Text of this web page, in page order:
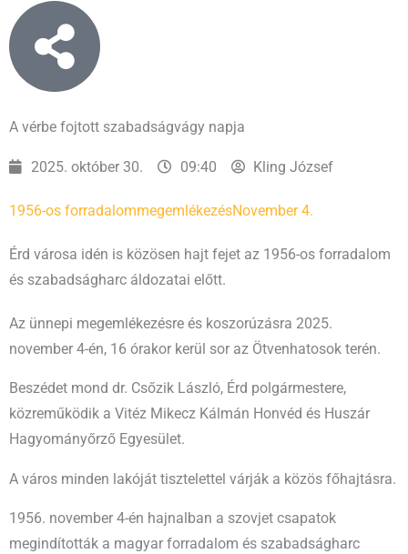
A vérbe fojtott szabadságvágy napja
2025. október 30. 09:40 Kling József
1956-os forradalommegemlékezésNovember 4.
Érd városa idén is közösen hajt fejet az 1956-os forradalom
és szabadságharc áldozatai előtt.
Az ünnepi megemlékezésre és koszorúzásra 2025.
november 4-én, 16 órakor kerül sor az Ötvenhatosok terén.
Beszédet mond dr. Csőzik László, Érd polgármestere,
közreműködik a Vitéz Mikecz Kálmán Honvéd és Huszár
Hagyományőrző Egyesület.
A város minden lakóját tisztelettel várják a közös főhajtásra.
1956. november 4-én hajnalban a szovjet csapatok
megindították a magyar forradalom és szabadságharc